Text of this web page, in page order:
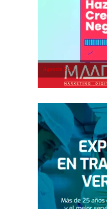
Agencia SEO